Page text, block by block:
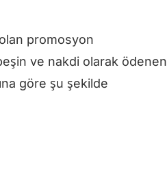
promosyon
ve nakdi olarak ödenen
göre şu şekilde